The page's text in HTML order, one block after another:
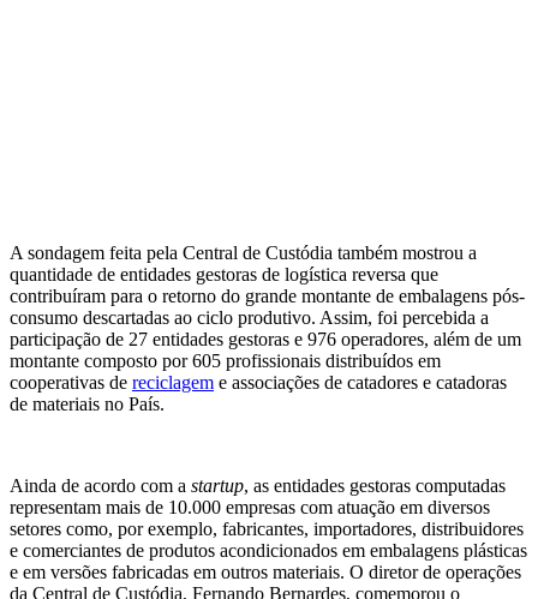
A sondagem feita pela Central de Custódia também mostrou a
quantidade de entidades gestoras de logística reversa que
contribuíram para o retorno do grande montante de embalagens pós-
consumo descartadas ao ciclo produtivo. Assim, foi percebida a
participação de 27 entidades gestoras e 976 operadores, além de um
montante composto por 605 profissionais distribuídos em
cooperativas de reciclagem e associações de catadores e catadoras
de materiais no País.
Ainda de acordo com a startup, as entidades gestoras computadas
representam mais de 10.000 empresas com atuação em diversos
setores como, por exemplo, fabricantes, importadores, distribuidores
e comerciantes de produtos acondicionados em embalagens plásticas
e em versões fabricadas em outros materiais. O diretor de operações
da Central de Custódia, Fernando Bernardes, comemorou o